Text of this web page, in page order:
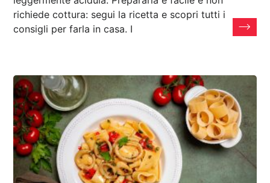
richiede cottura: segui la ricetta e scopri tutti i
consigli per farla in casa. I